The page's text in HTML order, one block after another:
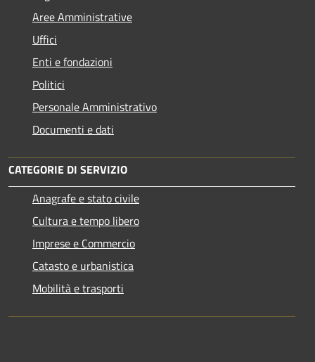
Aree Amministrative
Uffici
Enti e fondazioni
Politici
Personale Amministrativo
Documenti e dati
CATEGORIE DI SERVIZIO
Anagrafe e stato civile
Cultura e tempo libero
Imprese e Commercio
Catasto e urbanistica
Mobilità e trasporti